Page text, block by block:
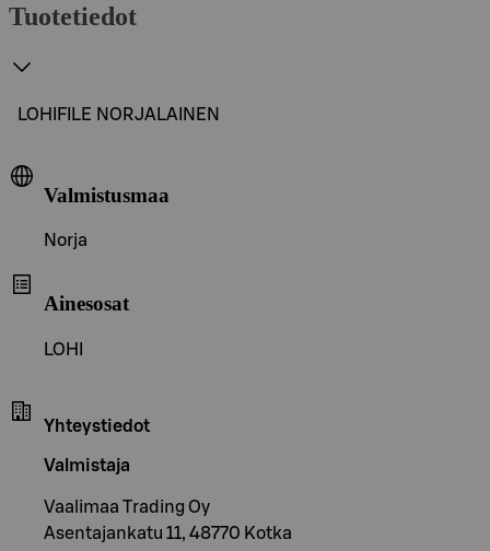
Tuotetiedot
LOHIFILE NORJALAINEN
Valmistusmaa
Norja
Ainesosat
LOHI
Yhteystiedot
Valmistaja
Vaalimaa Trading Oy
Asentajankatu 11, 48770 Kotka